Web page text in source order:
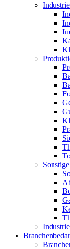
Industrie